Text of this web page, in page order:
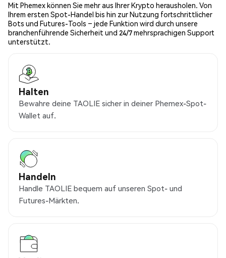
Mit Phemex können Sie mehr aus Ihrer Krypto herausholen. Von
Ihrem ersten Spot-Handel bis hin zur Nutzung fortschrittlicher
Bots und Futures-Tools – jede Funktion wird durch unsere
branchenführende Sicherheit und 24/7 mehrsprachigen Support
unterstützt.
Halten
Bewahre deine TAOLIE sicher in deiner Phemex-Spot-
Wallet auf.
Handeln
Handle TAOLIE bequem auf unseren Spot- und
Futures-Märkten.